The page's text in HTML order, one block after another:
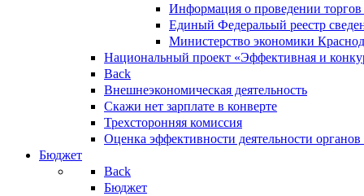
Информация о проведении
Единый Федеральый реестр
Министерство экономики
Национальный проект «Эффективная и
Back
Внешнеэкономическая деятельность
Скажи нет зарплате в конверте
Трехсторонняя комиссия
Оценка эффективности деятельности
Бюджет
Back
Бюджет